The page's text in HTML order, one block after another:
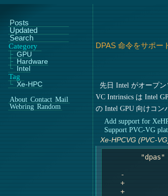
DPAS 命令をサポー
先日 Intel がオープ
VC Intrinsics は Intel
の Intel GPU 向けコン
Add support for
Support PVC-VG
Xe-HPCVG (PVC-
"dpas"
-
+
+
Posts
Updated
Search
Category
GPU
Hardware
Intel
Tag
Xe-HPC
About Contact Mail
Webring Random